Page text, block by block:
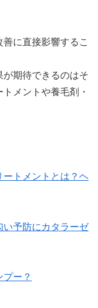
に直接影響するこ
期待できるのはそ
メントや養毛剤・
ートメントとは？ヘ
い予防にカタラーゼ
ー？